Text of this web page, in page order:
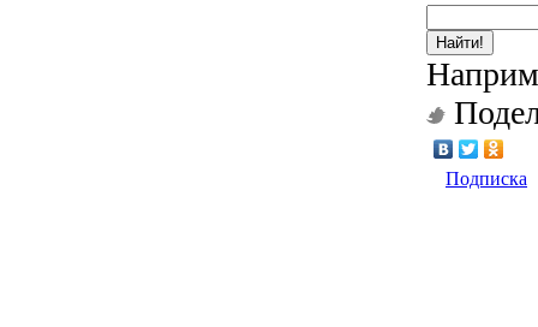
Найти!
Подписка